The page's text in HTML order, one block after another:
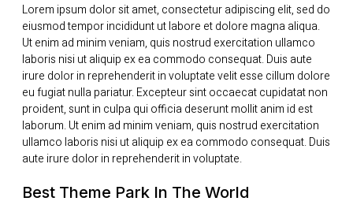
Lorem ipsum dolor sit amet, consectetur adipiscing elit, sed do
eiusmod tempor incididunt ut labore et dolore magna aliqua.
Ut enim ad minim veniam, quis nostrud exercitation ullamco
laboris nisi ut aliquip ex ea commodo consequat. Duis aute
irure dolor in reprehenderit in voluptate velit esse cillum dolore
eu fugiat nulla pariatur. Excepteur sint occaecat cupidatat non
proident, sunt in culpa qui officia deserunt mollit anim id est
laborum. Ut enim ad minim veniam, quis nostrud exercitation
ullamco laboris nisi ut aliquip ex ea commodo consequat. Duis
aute irure dolor in reprehenderit in voluptate.
Best Theme Park In The World